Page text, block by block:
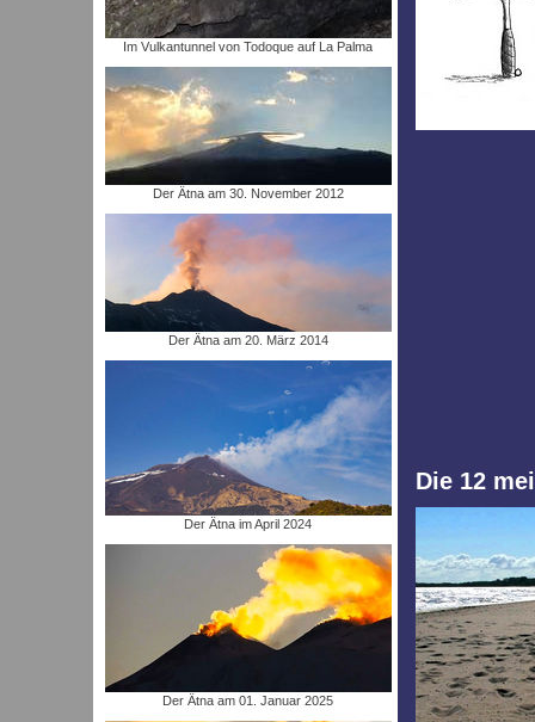
Im Vulkantunnel von Todoque auf La Palma
Der Ätna am 30. November 2012
Der Ätna am 20. März 2014
Der Ätna im April 2024
Der Ätna am 01. Januar 2025
Die 12